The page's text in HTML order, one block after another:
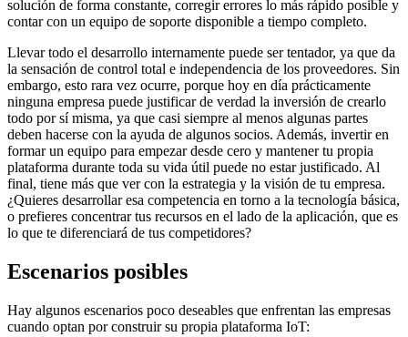
solución de forma constante, corregir errores lo más rápido posible y
contar con un equipo de soporte disponible a tiempo completo.
Llevar todo el desarrollo internamente puede ser tentador, ya que da
la sensación de control total e independencia de los proveedores. Sin
embargo, esto rara vez ocurre, porque hoy en día prácticamente
ninguna empresa puede justificar de verdad la inversión de crearlo
todo por sí misma, ya que casi siempre al menos algunas partes
deben hacerse con la ayuda de algunos socios. Además, invertir en
formar un equipo para empezar desde cero y mantener tu propia
plataforma durante toda su vida útil puede no estar justificado. Al
final, tiene más que ver con la estrategia y la visión de tu empresa.
¿Quieres desarrollar esa competencia en torno a la tecnología básica,
o prefieres concentrar tus recursos en el lado de la aplicación, que es
lo que te diferenciará de tus competidores?
Escenarios posibles
Hay algunos escenarios poco deseables que enfrentan las empresas
cuando optan por construir su propia plataforma IoT: